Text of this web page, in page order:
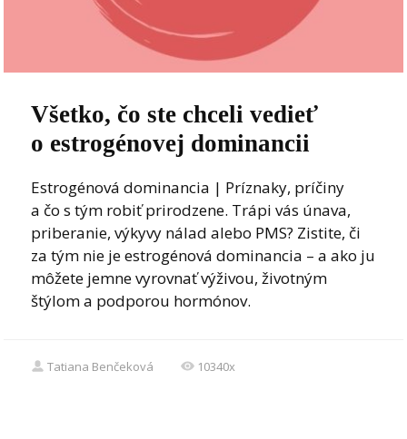
Všetko, čo ste chceli vedieť
o estrogénovej dominancii
Estrogénová dominancia | Príznaky, príčiny
a čo s tým robiť prirodzene. Trápi vás únava,
priberanie, výkyvy nálad alebo PMS? Zistite, či
za tým nie je estrogénová dominancia – a ako ju
môžete jemne vyrovnať výživou, životným
štýlom a podporou hormónov.
Tatiana Benčeková 10340x